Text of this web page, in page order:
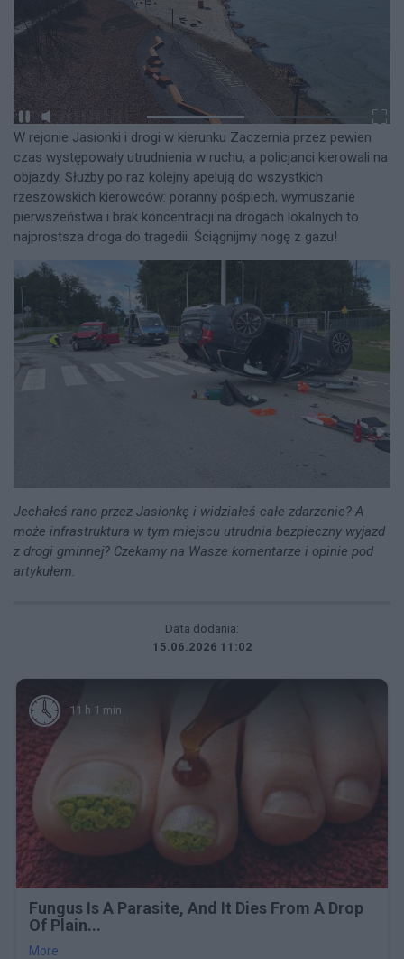
W rejonie Jasionki i drogi w kierunku Zaczernia przez pewien
czas występowały utrudnienia w ruchu, a policjanci kierowali na
objazdy. Służby po raz kolejny apelują do wszystkich
rzeszowskich kierowców: poranny pośpiech, wymuszanie
pierwszeństwa i brak koncentracji na drogach lokalnych to
najprostsza droga do tragedii. Ściągnijmy nogę z gazu!
Jechałeś rano przez Jasionkę i widziałeś całe zdarzenie? A
może infrastruktura w tym miejscu utrudnia bezpieczny wyjazd
z drogi gminnej? Czekamy na Wasze komentarze i opinie pod
artykułem.
Data dodania:
15.06.2026 11:02
11 h 1 min
Fungus Is A Parasite, And It Dies From A Drop
Of Plain...
More